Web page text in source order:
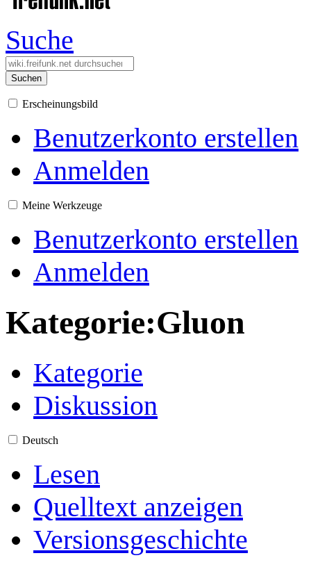
Suche
Suchen
Erscheinungsbild
Benutzerkonto erstellen
Anmelden
Meine Werkzeuge
Benutzerkonto erstellen
Anmelden
Kategorie:Gluon
Kategorie
Diskussion
Deutsch
Lesen
Quelltext anzeigen
Versionsgeschichte